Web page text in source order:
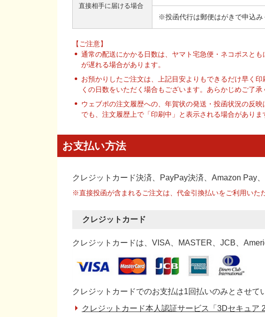
直接相手に届ける場合
※投函代行は郵便はがきで申込み
【ご注意】
通常の配送にかかる日数は、ヤマト宅急便・ネコポスと
が遅れる場合があります。
お預かりしたご注文は、上記目安よりもできるだけ早く
くの日数をいただく場合もございます。あらかじめご了承
ウェブポの注文履歴への、年賀状の発送・投函状況の反
でも、注文履歴上で「印刷中」と表示される場合がありま
お支払い方法
クレジットカード決済、PayPay決済 、Amazon Pay
※直接投函が含まれるご注文は、代金引換払いをご利用いた
クレジットカード
クレジットカードは、VISA、MASTER、JCB、
クレジットカードでのお支払は1回払いのみとさせて
クレジットカード本人認証サービス「3Dセキュア